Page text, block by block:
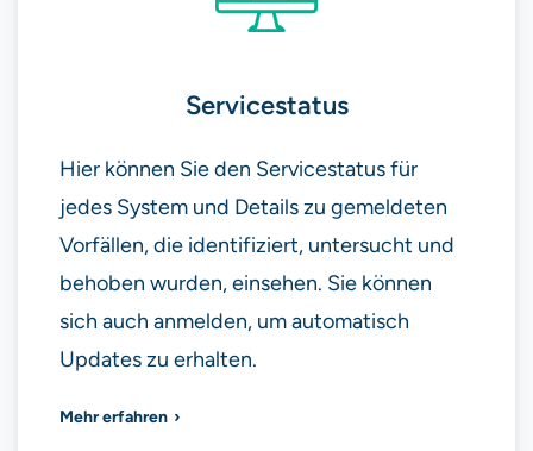
Servicestatus
Hier können Sie den Servicestatus für
jedes System und Details zu gemeldeten
Vorfällen, die identifiziert, untersucht und
behoben wurden, einsehen. Sie können
sich auch anmelden, um automatisch
Updates zu erhalten.
Mehr erfahren